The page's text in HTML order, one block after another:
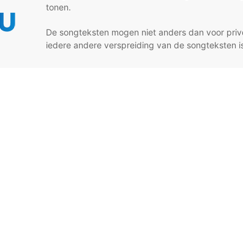
tonen.
De songteksten mogen niet anders dan voor
iedere andere verspreiding van de songteksten